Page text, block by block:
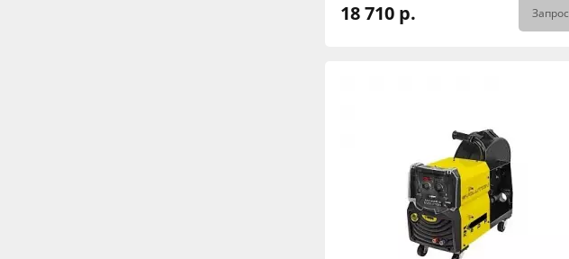
18 710 р. Запрос